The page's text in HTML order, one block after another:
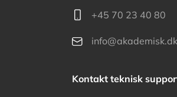
+45 70 23 40 80
info@akademisk.dk
Kontakt teknisk